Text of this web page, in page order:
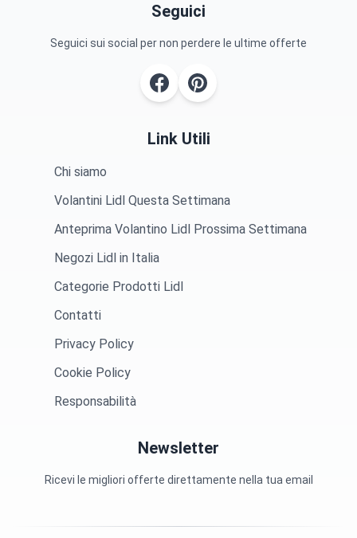
Seguici
Seguici sui social per non perdere le ultime offerte
Link Utili
Chi siamo
Volantini Lidl Questa Settimana
Anteprima Volantino Lidl Prossima Settimana
Negozi Lidl in Italia
Categorie Prodotti Lidl
Contatti
Privacy Policy
Cookie Policy
Responsabilità
Newsletter
Ricevi le migliori offerte direttamente nella tua email